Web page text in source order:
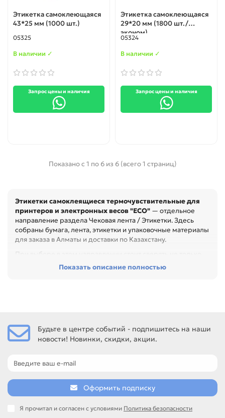
Этикетка самоклеющаяся
43*25 мм (1000 шт.)
05325
В наличии ✓
Запрос цены и наличия
Этикетка самоклеющаяся
29*20 мм (1800 шт./
эконом)
05324
В наличии ✓
Запрос цены и наличия
Показано с 1 по 6 из 6 (всего 1 страниц)
Этикетки самоклеящиеся термочувствительные для
принтеров и электронных весов "ЕСО" — отдельное
направление раздела Чековая лента / Этикетки. Здесь
собраны бумага, лента, этикетки и упаковочные материалы
для заказа в Алматы и доставки по Казахстану.
При выборе в этом направлении стоит сверять не только
название товара, но и технические параметры в карточке.
нагрузкой.
Среди товаров этого направления есть, например:
Этикетка самоклеющаяся 47*25 мм (2000 шт), Этикетка
самоклеющаяся 58*30 мм (800 шт./эконом). Сравнивайте
такие позиции по названию, артикулу и таблице
направления: Лента чековая термочувствительная для
Показать описание полностью
Будьте в центре событий - подпишитесь на наши
новости! Новинки, скидки, акции.
Оформить подписку
Я прочитал и согласен с условиями Политика безопасности